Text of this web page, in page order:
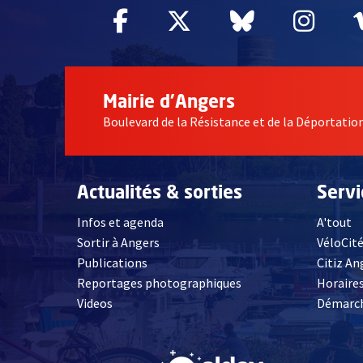
Facebook
, Ouvre une nouvelle
Twitter
, Ouvre une
Bluesky
, Ouvre
,
Mairie d'Angers
Boulevard de la Résistance et de la Déportation
Actualités & sorties
Infos et agenda
Sortir à Angers
Publications
Reportages photographiques
Videos, Ouvre une nouvelle fenêtre
A'tout
VéloCité
Citiz
, Ouvre une